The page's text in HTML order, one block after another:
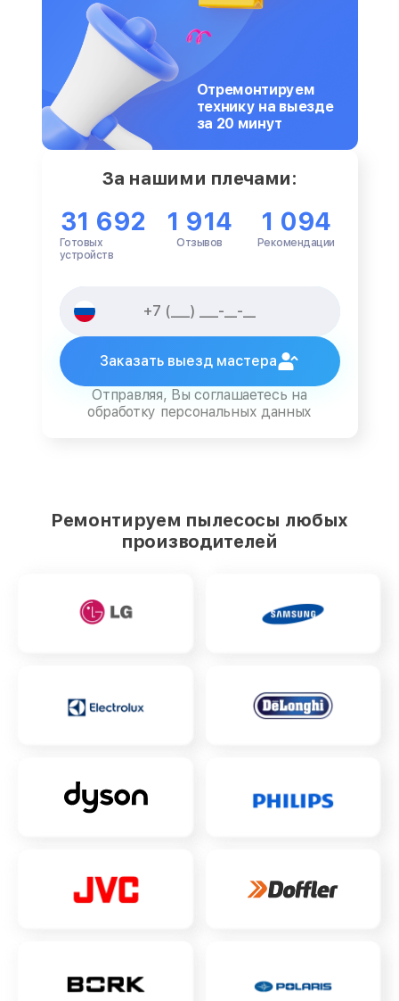
Отремонтируем
технику на выезде
за 20 минут
За нашими плечами:
31 692
Готовых
устройств
1 914
Отзывов
1 094
Рекомендации
Заказать выезд мастера
Отправляя, Вы соглашаетесь на
обработку персональных данных
Ремонтируем пылесосы любых
производителей